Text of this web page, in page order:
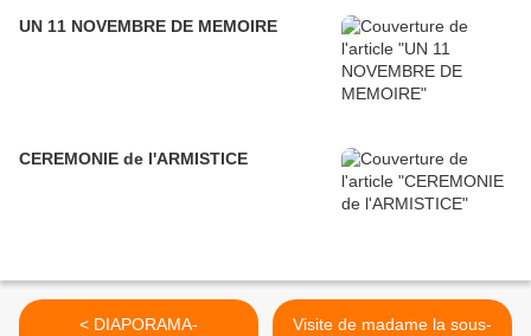
UN 11 NOVEMBRE DE MEMOIRE
CEREMONIE de l'ARMISTICE
< DIAPORAMA-
Visite de madame la sous-